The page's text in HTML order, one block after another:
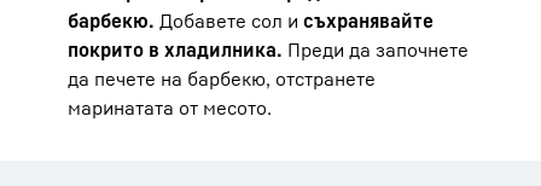
барбекю. Добавете сол и съхранявайте
покрито в хладилника. Преди да започнете
да печете на барбекю, отстранете
маринатата от месото.